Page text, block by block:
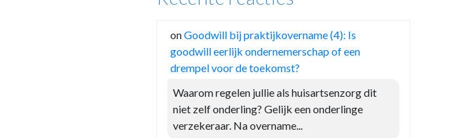
onGoodwill bij praktijkovername (4): Is
goodwill eerlijk ondernemerschap of een
drempel voor de toekomst?
Waarom regelen jullie als huisartsenzorg dit
niet zelf onderling? Gelijk een onderlinge
verzekeraar. Na overname...